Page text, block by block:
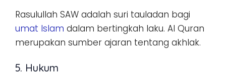
Rasulullah SAW adalah suri tauladan bagi
umat Islam dalam bertingkah laku. Al Quran
merupakan sumber ajaran tentang akhlak.
5. Hukum